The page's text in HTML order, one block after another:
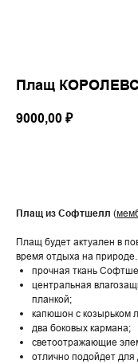
Плащ
9000,00 ₽
Плащ из Софтшелл (
Плащ будет актуален в
время отдыха на природе.
прочная ткань
центральная
планкой;
капюшон с козырьком
два боковых кармана;
светоотражающие
отлично подойдет